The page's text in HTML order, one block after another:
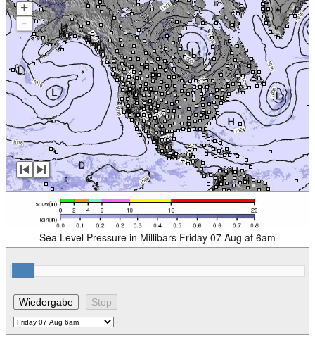
+
-
Sea Level Pressure in Millibars Friday 07 Aug at 6am